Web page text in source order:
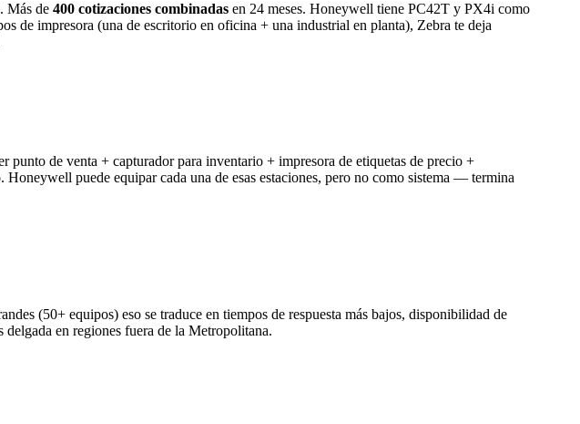
Más de 400 cotizaciones combinadas en 24 meses. Honeywell tiene PC42T y PX4i como
de impresora (una de escritorio en oficina + una industrial en planta), Zebra te deja
punto de venta + capturador para inventario + impresora de etiquetas de precio +
puede equipar cada una de esas estaciones, pero no como sistema — termina
(50+ equipos) eso se traduce en tiempos de respuesta más bajos, disponibilidad de
en regiones fuera de la Metropolitana.